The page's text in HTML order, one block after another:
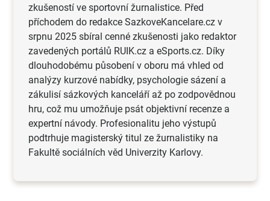
zkušeností ve sportovní žurnalistice. Před
příchodem do redakce SazkoveKancelare.cz v
srpnu 2025 sbíral cenné zkušenosti jako redaktor
zavedených portálů RUIK.cz a eSports.cz. Díky
dlouhodobému působení v oboru má vhled od
analýzy kurzové nabídky, psychologie sázení a
zákulisí sázkových kanceláří až po zodpovědnou
hru, což mu umožňuje psát objektivní recenze a
expertní návody. Profesionalitu jeho výstupů
podtrhuje magisterský titul ze žurnalistiky na
Fakultě sociálních věd Univerzity Karlovy.